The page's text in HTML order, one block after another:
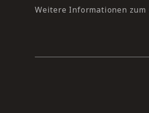
Weitere Informationen zum